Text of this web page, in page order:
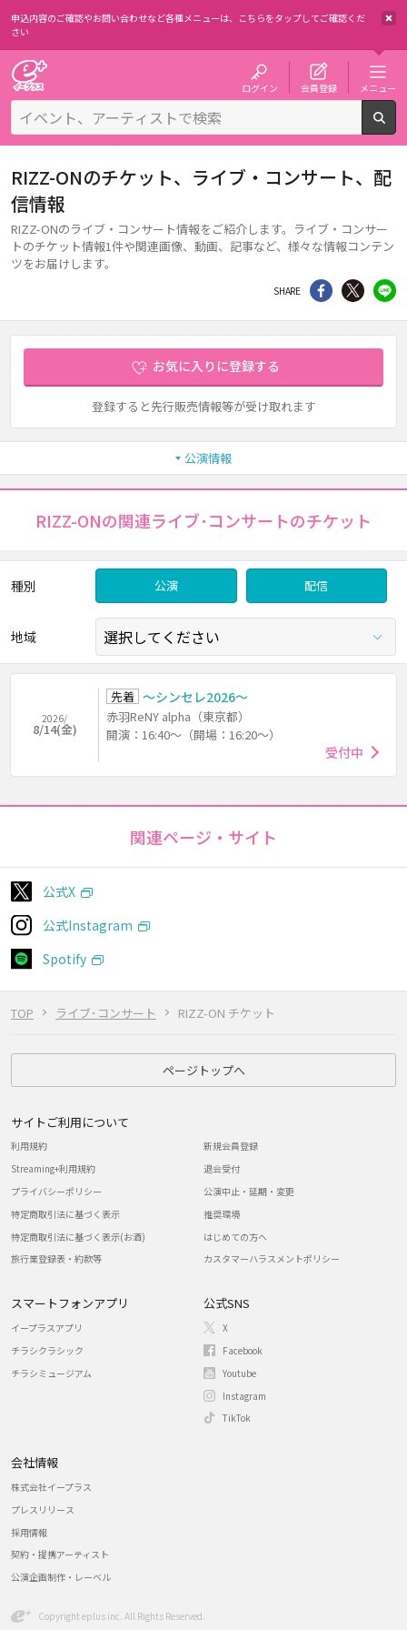
申込内容のご確認やお問い合わせなど各種メニューは、 こちらをタップしてご確認くだ
さい
ログイン 会員登録 メニュー
TOP ライブ･コンサート RIZZ-ON チケット
RIZZ-ONのチケット、ライブ・コンサート、配
信情報
RIZZ-ONのライブ・コンサート情報をご紹介します。ライブ・コンサー
トのチケット情報1件や関連画像、動画、記事など、様々な情報コンテン
ツをお届けします。
SHARE シェア Twitter
お気に入りに登録する
登録すると先行販売情報等が受け取れます
公演情報
RIZZ-ONの関連ライブ･コンサートのチケット
種別 公演 配信
地域
2026/
8/14(金)
先着 ～シンセレ2026～
赤羽ReNY alpha（東京都）
開演：16:40～（開場：16:20～）
受付中
関連ページ・サイト
公式X
公式Instagram
Spotify
ページトップへ
サイトご利用について
利用規約
Streaming+利用規約
プライバシーポリシー
特定商取引法に基づく表示
特定商取引法に基づく表示(お酒)
旅行業登録表・約款等
新規会員登録
退会受付
公演中止・延期・変更
推奨環境
はじめての方へ
カスタマーハラスメントポリシー
スマートフォンアプリ
イープラスアプリ
チラシクラシック
チラシミュージアム
公式SNS
X
Facebook
Youtube
Instagram
TikTok
会社情報
株式会社イープラス
プレスリリース
採用情報
契約・提携アーティスト
公演企画制作・レーベル
Copyright eplus inc. All Rights Reserved.